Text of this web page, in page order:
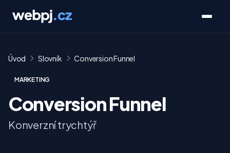
Úvod Slovník Conversion Funnel
MARKETING
Conversion Funnel
Konverzní trychtýř